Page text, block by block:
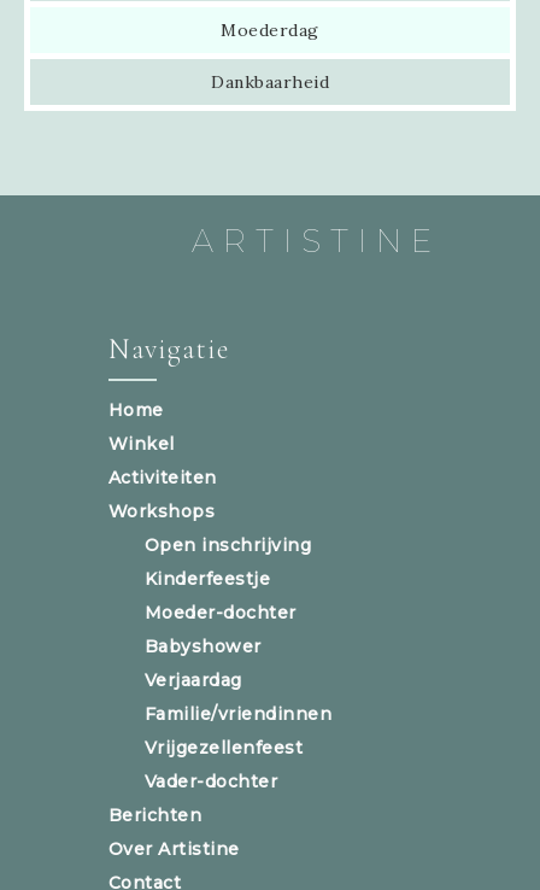
Moederdag
Dankbaarheid
ARTISTINE
Navigatie
Home
Winkel
Activiteiten
Workshops
Open inschrijving
Kinderfeestje
Moeder-dochter
Babyshower
Verjaardag
Familie/vriendinnen
Vrijgezellenfeest
Vader-dochter
Berichten
Over Artistine
Contact